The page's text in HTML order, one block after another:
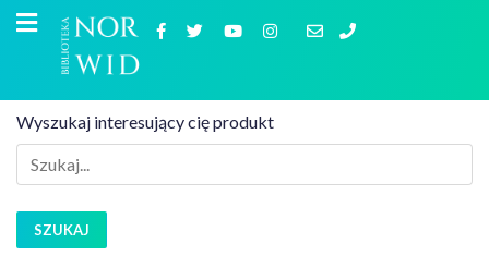
Wyszukaj interesujący cię produkt
SZUKAJ